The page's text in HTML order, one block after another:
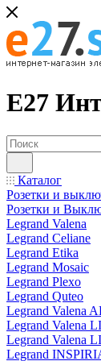
Е27
Каталог
Розетки и
Розетки и
Legrand Valena
Legrand Celiane
Legrand Etika
Legrand Mosaic
Legrand Plexo
Legrand Quteo
Legrand Valena
Legrand Valena
Legrand Valena
Legrand